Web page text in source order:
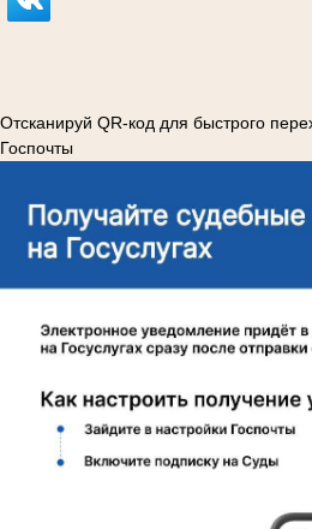
Отсканируй QR-код для быстрого
Госпочты